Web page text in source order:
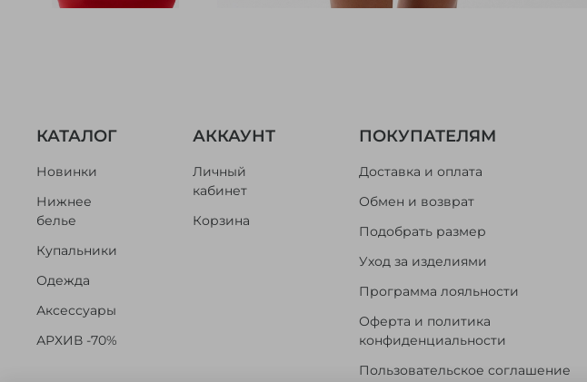
КАТАЛОГ
Новинки
Нижнее
белье
Купальники
Одежда
Аксессуары
АРХИВ -70%
АККАУНТ
Личный
кабинет
Корзина
ПОКУПАТЕЛЯМ
Доставка и оплата
Обмен и возврат
Подобрать размер
Уход за изделиями
Программа лояльности
Оферта и политика
конфиденциальности
Пользовательское соглашение